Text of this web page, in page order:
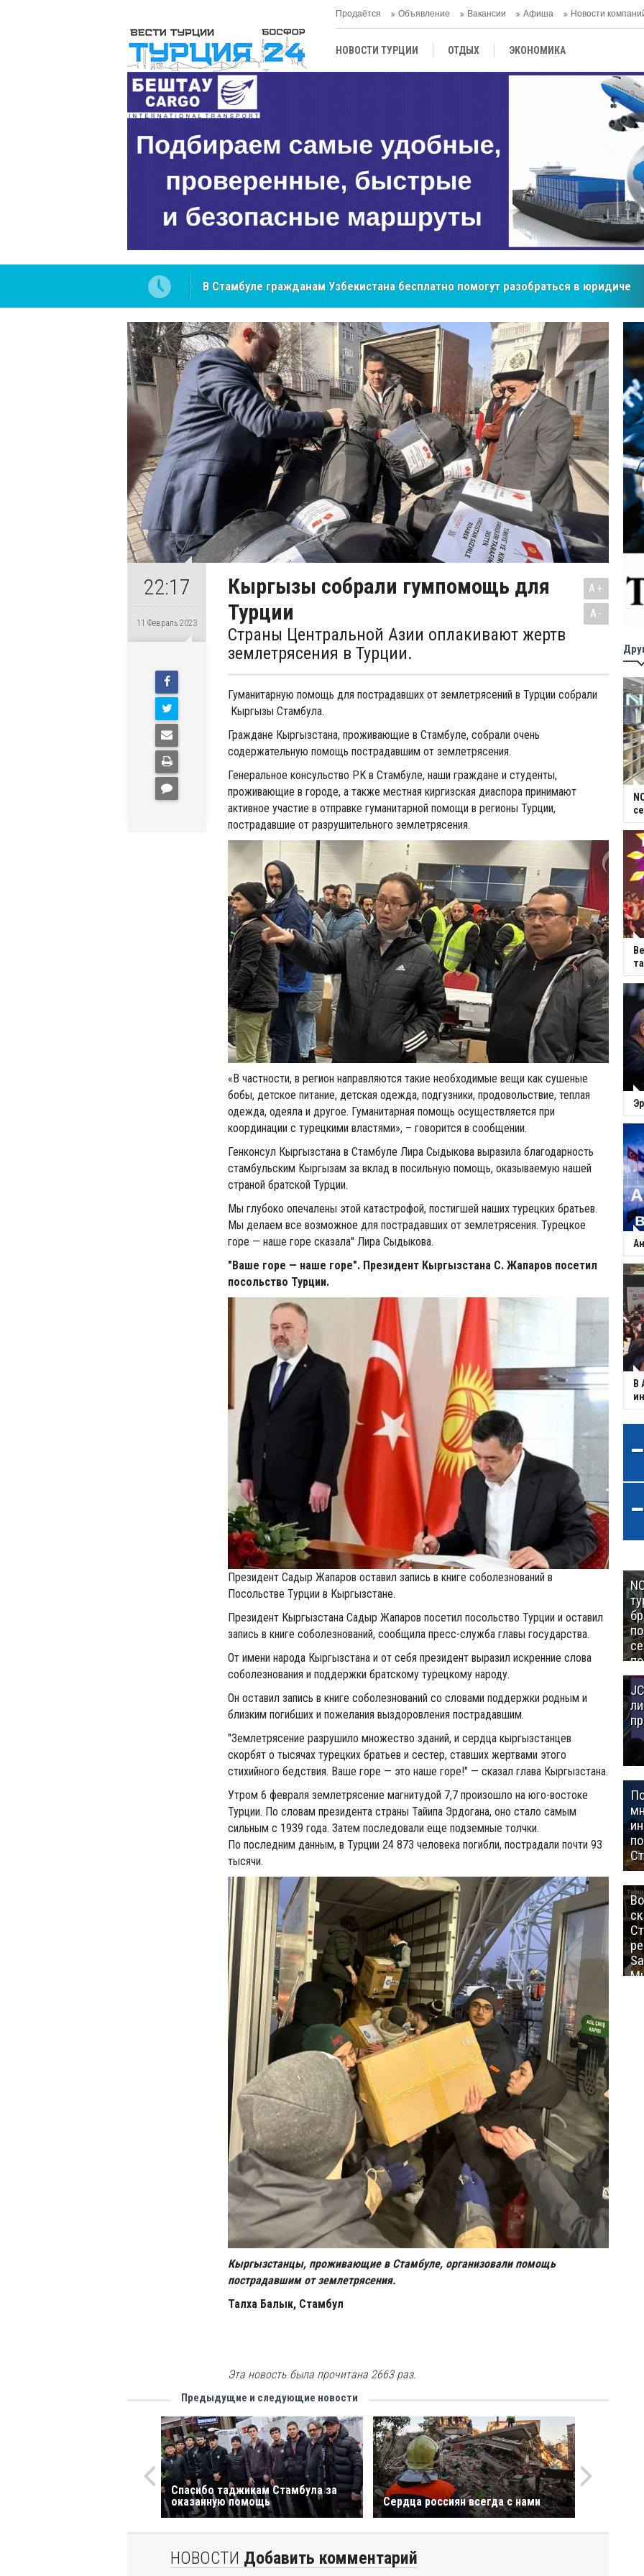
Продаётся Объявление Вакансии Афиша Новости
НОВОСТИ ТУРЦИИ ОТДЫХ ЭКОНОМИКА
ЦЕНТРАЛЬНАЯ АЗИЯ
в юридических NCS Jeans: турецкий бренд, покоривший сердца покупателей Центральной Азии
22:17
11 Февраль 2023
Кыргызы собрали гумпомощь для
Турции
Страны Центральной Азии оплакивают жертв
землетрясения в Турции.
A+
A-
Гуманитарную помощь для пострадавших от землетрясений в Турции собрали
Кыргызы Стамбула.
Граждане Кыргызстана, проживающие в Стамбуле, собрали очень
содержательную помощь пострадавшим от землетрясения.
Генеральное консульство РК в Стамбуле, наши граждане и студенты,
проживающие в городе, а также местная киргизская диаспора принимают
активное участие в отправке гуманитарной помощи в регионы Турции,
пострадавшие от разрушительного землетрясения.
«В частности, в регион направляются такие необходимые вещи как сушеные
бобы, детское питание, детская одежда, подгузники, продовольствие, теплая
одежда, одеяла и другое. Гуманитарная помощь осуществляется при
координации с турецкими властями», – говорится в сообщении.
Генконсул Кыргызстана в Стамбуле Лира Сыдыкова выразила благодарность
стамбульским Кыргызам за вклад в посильную помощь, оказываемую нашей
страной братской Турции.
Мы глубоко опечалены этой катастрофой, постигшей наших турецких братьев.
Мы делаем все возможное для пострадавших от землетрясения. Турецкое
горe — наше горе сказала'' Лира Сыдыкова.
"Ваше горе — наше горе". Президент Кыргызстана С. Жапаров посетил
посольство Турции.
Президент Садыр Жапаров оставил запись в книге соболезнований в
Посольстве Турции в Кыргызстане.
Президент Кыргызстана Садыр Жапаров посетил посольство Турции и оставил
запись в книге соболезнований, сообщила пресс-служба главы государства.
От имени народа Кыргызстана и от себя президент выразил искренние слова
соболезнования и поддержки братскому турецкому народу.
Он оставил запись в книге соболезнований со словами поддержки родным и
близким погибших и пожелания выздоровления пострадавшим.
"Землетрясение разрушило множество зданий, и сердца кыргызстанцев
скорбят о тысячах турецких братьев и сестер, ставших жертвами этого
стихийного бедствия. Ваше горе — это наше горе!" — сказал глава Кыргызстана.
Утром 6 февраля землетрясение магнитудой 7,7 произошло на юго-востоке
Турции. По словам президента страны Тайипа Эрдогана, оно стало самым
сильным с 1939 года. Затем последовали еще подземные толчки.
По последним данным, в Турции 24 873 человека погибли, пострадали почти 93
тысячи.
Кыргызстанцы, проживающие в Стамбуле, организовали помощь
пострадавшим от землетрясения.
Талха Балык, Стамбул
Эта новость была прочитана 2663 раз.
Предыдущие и следующие новости
Спасибо таджикам Стамбула за
оказанную помощь
Сердца россиян всегда с нами
НОВОСТИ Добавить комментарий
В